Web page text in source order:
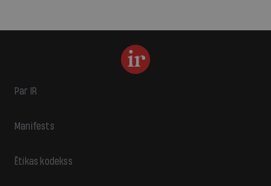
Par IR
Manifests
Ētikas kodekss